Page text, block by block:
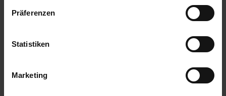
Präferenzen
Statistiken
Marketing
Versandinformationen
Herstellerinformationen